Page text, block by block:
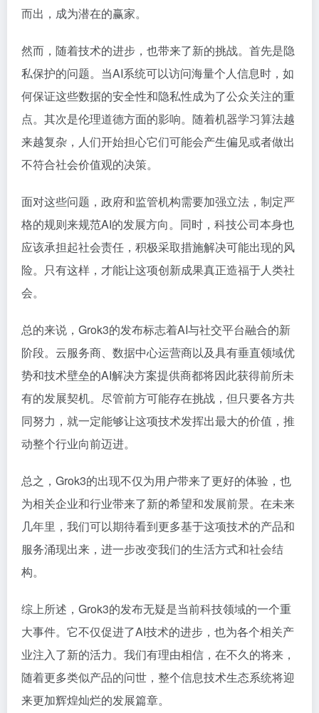
而出，成为潜在的赢家。
然而，随着技术的进步，也带来了新的挑战。首先是隐
私保护的问题。当AI系统可以访问海量个人信息时，如
何保证这些数据的安全性和隐私性成为了公众关注的重
点。其次是伦理道德方面的影响。随着机器学习算法越
来越复杂，人们开始担心它们可能会产生偏见或者做出
不符合社会价值观的决策。
面对这些问题，政府和监管机构需要加强立法，制定严
格的规则来规范AI的发展方向。同时，科技公司本身也
应该承担起社会责任，积极采取措施解决可能出现的风
险。只有这样，才能让这项创新成果真正造福于人类社
会。
总的来说，Grok3的发布标志着AI与社交平台融合的新
阶段。云服务商、数据中心运营商以及具有垂直领域优
势和技术壁垒的AI解决方案提供商都将因此获得前所未
有的发展契机。尽管前方可能存在挑战，但只要各方共
同努力，就一定能够让这项技术发挥出最大的价值，推
动整个行业向前迈进。
总之，Grok3的出现不仅为用户带来了更好的体验，也
为相关企业和行业带来了新的希望和发展前景。在未来
几年里，我们可以期待看到更多基于这项技术的产品和
服务涌现出来，进一步改变我们的生活方式和社会结
构。
综上所述，Grok3的发布无疑是当前科技领域的一个重
大事件。它不仅促进了AI技术的进步，也为各个相关产
业注入了新的活力。我们有理由相信，在不久的将来，
随着更多类似产品的问世，整个信息技术生态系统将迎
来更加辉煌灿烂的发展篇章。